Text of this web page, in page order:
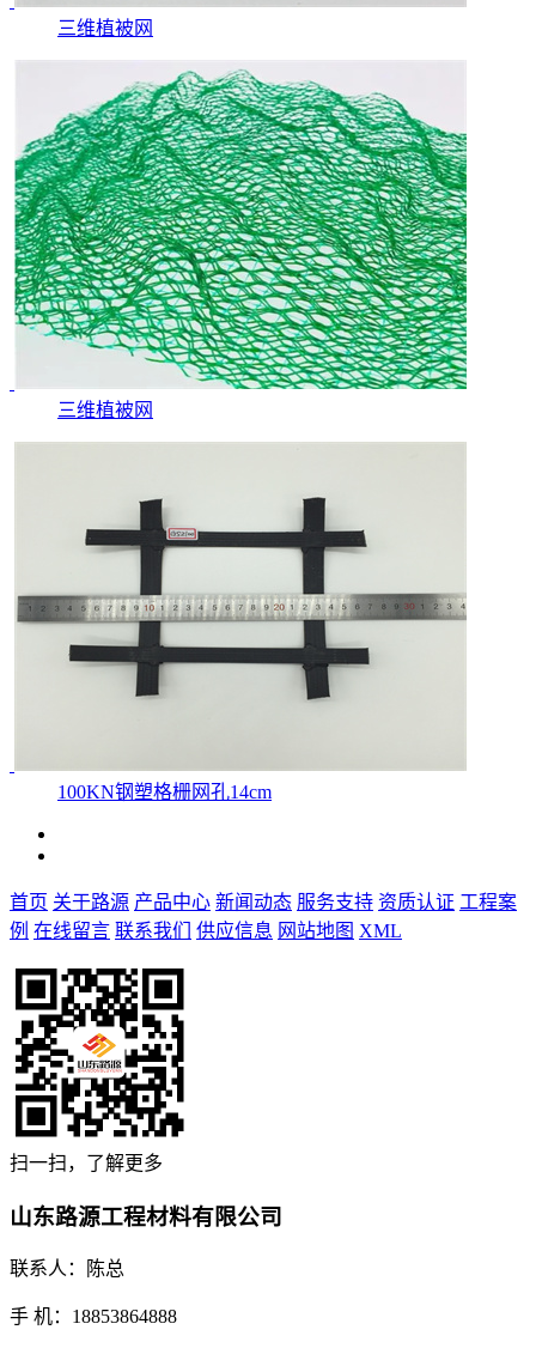
三维植被网
三维植被网
100KN钢塑格栅网孔14cm
首页 关于路源 产品中心 新闻动态 服务支持 资质认证 工程案
例 在线留言 联系我们 供应信息 网站地图 XML
扫一扫，了解更多
山东路源工程材料有限公司
联系人：陈总
手 机：18853864888